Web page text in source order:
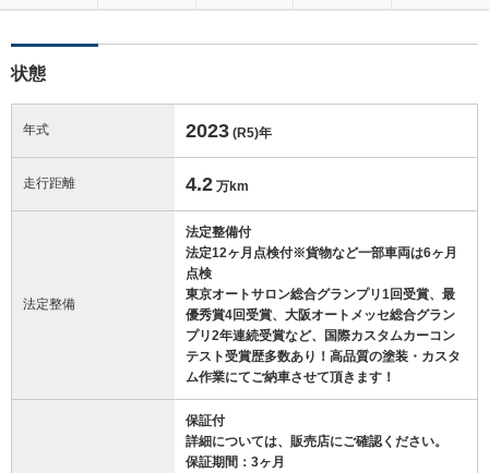
状態
年式 2023 (R5)年
走行距離 4.2 万km
法定整備
法定整備付
法定12ヶ月点検付※貨物など一部車両は6ヶ月
点検
東京オートサロン総合グランプリ1回受賞、最
優秀賞4回受賞、大阪オートメッセ総合グラン
プリ2年連続受賞など、国際カスタムカーコン
テスト受賞歴多数あり！高品質の塗装・カスタ
ム作業にてご納車させて頂きます！
保証付
詳細については、販売店にご確認ください。
保証期間：3ヶ月